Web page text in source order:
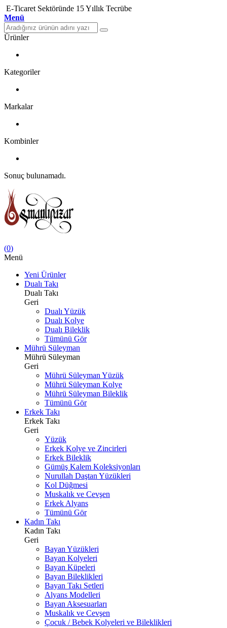
E-Ticaret Sektöründe 15 Yıllık Tecrübe
Menü
Ürünler
Kategoriler
Markalar
Kombinler
Sonuç bulunamadı.
(0)
Menü
Yeni Ürünler
Dualı Takı
Dualı Takı
Geri
Dualı Yüzük
Dualı Kolye
Dualı Bileklik
Tümünü Gör
Mührü Süleyman
Mührü Süleyman
Geri
Mührü Süleyman Yüzük
Mührü Süleyman Kolye
Mührü Süleyman Bileklik
Tümünü Gör
Erkek Takı
Erkek Takı
Geri
Yüzük
Erkek Kolye ve Zincirleri
Erkek Bileklik
Gümüş Kalem Koleksiyonları
Nurullah Daştan Yüzükleri
Kol Düğmesi
Muskalık ve Cevşen
Erkek Alyans
Tümünü Gör
Kadın Takı
Kadın Takı
Geri
Bayan Yüzükleri
Bayan Kolyeleri
Bayan Küpeleri
Bayan Bileklikleri
Bayan Takı Setleri
Alyans Modelleri
Bayan Aksesuarları
Muskalık ve Cevşen
Çocuk / Bebek Kolyeleri ve Bileklikleri